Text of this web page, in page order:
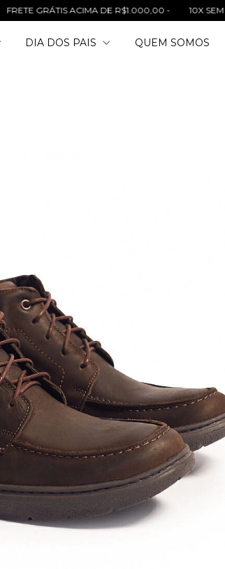
ACIMA DE R$1.000,00 - 10X SEM JUROS
DIA DOS PAIS QUEM SOMOS